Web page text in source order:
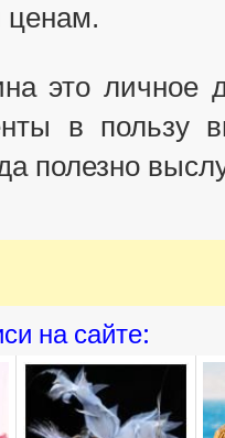
ценам.
это личное
в пользу
полезно
на сайте: